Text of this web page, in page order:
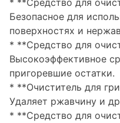
* **Средство для
Безопасное для
поверхностях и
* **Средство для
Высокоэффективное
пригоревшие остатки.
* **Очиститель для
Удаляет ржавчину и
* **Средство для